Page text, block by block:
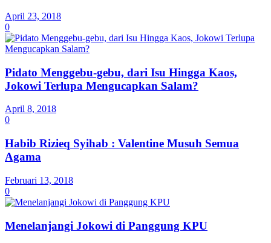
April 23, 2018
0
Pidato Menggebu-gebu, dari Isu Hingga Kaos,
Jokowi Terlupa Mengucapkan Salam?
April 8, 2018
0
Habib Rizieq Syihab : Valentine Musuh Semua
Agama
Februari 13, 2018
0
Menelanjangi Jokowi di Panggung KPU